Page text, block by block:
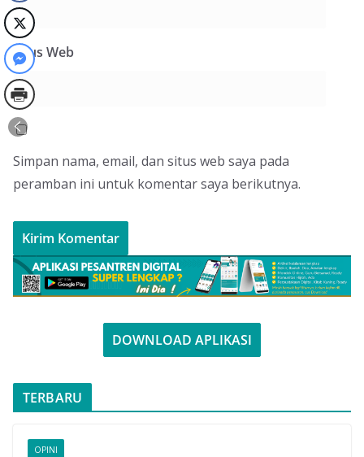
Situs Web
Simpan nama, email, dan situs web saya pada
peramban ini untuk komentar saya berikutnya.
DOWNLOAD APLIKASI
TERBARU
OPINI